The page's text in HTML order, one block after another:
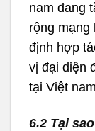
nam đang
rộng mạng
định hợp
vị đại diện
tại Việt nam
6.2 Tại